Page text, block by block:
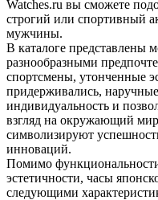
Watches.ru вы сможете
строгий или спортивный
мужчины.
В каталоге представлены
разнообразными
спортсмены, утонченные
придерживались,
индивидуальность и
взгляд на окружающий
символизируют
инноваций.
Помимо
эстетичности, часы
следующими